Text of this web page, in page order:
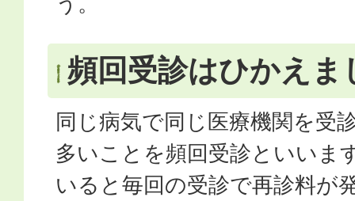
頻回受診はひかえま
同じ病気で同じ医療機関を受
多いことを頻回受診といいま
いると毎回の受診で再診料が